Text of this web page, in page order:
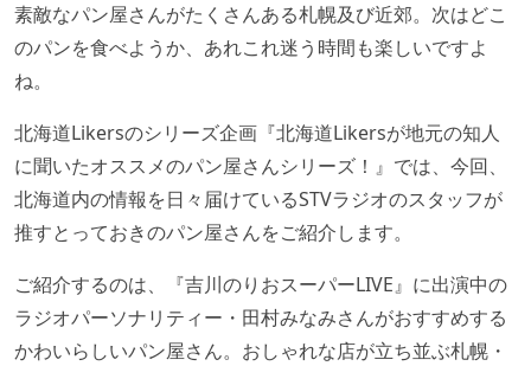
素敵なパン屋さんがたくさんある札幌及び近郊。次はどこ
のパンを食べようか、あれこれ迷う時間も楽しいですよ
ね。
北海道Likersのシリーズ企画『北海道Likersが地元の知人
に聞いたオススメのパン屋さんシリーズ！』では、今回、
北海道内の情報を日々届けているSTVラジオのスタッフが
推すとっておきのパン屋さんをご紹介します。
ご紹介するのは、『吉川のりおスーパーLIVE』に出演中の
ラジオパーソナリティー・田村みなみさんがおすすめする
かわいらしいパン屋さん。おしゃれな店が立ち並ぶ札幌・